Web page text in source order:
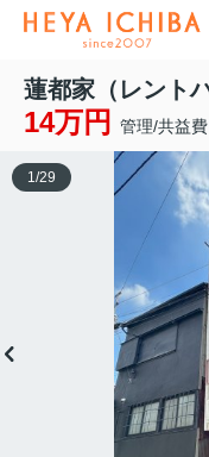
蓮都家（レント
14万円 管理/共益
1/29